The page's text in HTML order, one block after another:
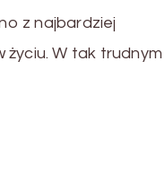
z najbardziej
życiu. W tak trudnym